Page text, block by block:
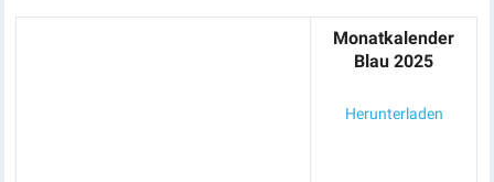
Monatkalender
Blau 2025
Herunterladen